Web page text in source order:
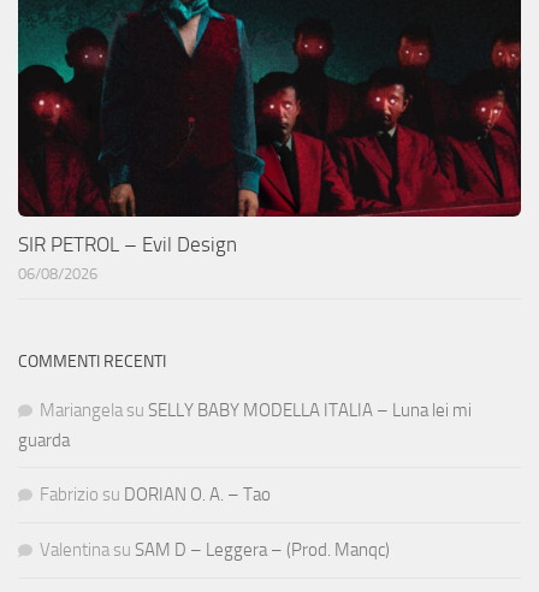
SIR PETROL – Evil Design
06/08/2026
COMMENTI RECENTI
Mariangela su SELLY BABY MODELLA ITALIA – Luna lei mi
guarda
Fabrizio su DORIAN O. A. – Tao
Valentina su SAM D – Leggera – (Prod. Manqc)